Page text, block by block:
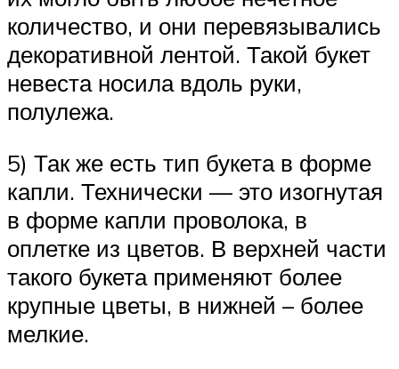
количество, и они перевязывались
декоративной лентой. Такой букет
невеста носила вдоль руки,
полулежа.
5) Так же есть тип букета в форме
капли. Технически — это изогнутая
в форме капли проволока, в
оплетке из цветов. В верхней части
такого букета применяют более
крупные цветы, в нижней – более
мелкие.